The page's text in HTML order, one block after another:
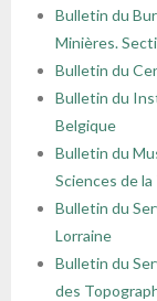
Bulletin du
Minières.
Bulletin du
Bulletin du
Belgique
Bulletin du
Sciences de
Bulletin du
Lorraine
Bulletin du
des